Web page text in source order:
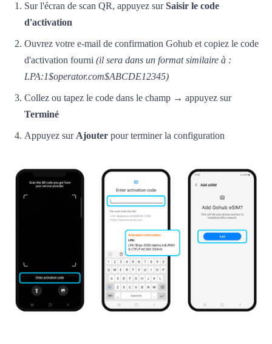
Sur l'écran de scan QR, appuyez surSaisir le code
d'activation
Ouvrez votre e-mail de confirmation Gohub et copiez le code
d'activation fourni (il sera dans un format similaire à :
LPA:1$operator.com$ABCDE12345)
Collez ou tapez le code dans le champ → appuyez sur
Terminé
Appuyez sur Ajouter pour terminer la configuration